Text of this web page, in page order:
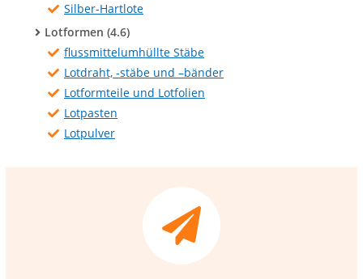
Silber-Hartlote
Lotformen (4.6)
flussmittelumhüllte Stäbe
Lotdraht, -stäbe und –bänder
Lotformteile und Lotfolien
Lotpasten
Lotpulver